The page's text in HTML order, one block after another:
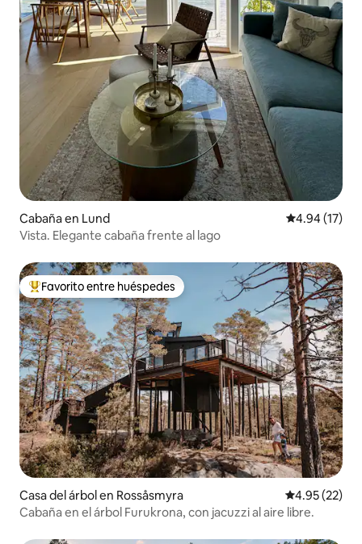
Cabaña en Lund Calificación
4.94 (17)
Vista. Elegante cabaña frente al lago
Favorito entre huéspedes preferido
Favorito entre huéspedes
Casa del árbol en Rossåsmyra Calificación
4.95 (22)
Cabaña en el árbol Furukrona, con jacuzzi al aire libre.